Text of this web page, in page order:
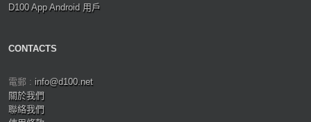
D100 App Android 用戶
CONTACTS
電郵 : info@d100.net
關於我們
聯絡我們